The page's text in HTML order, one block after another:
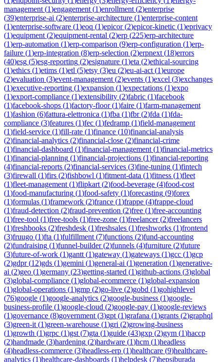
management (1)engagement (1)enrollment (2)enterprise
(39)enterprise-ai (2)enterprise-architecture (1)enterprise-content
(1)enterprise-software (1)eoq (1)epicor(2)epicor-kinetic (1)eprivacy
(1)equipment (2)equipment-rental (2)erp (225)erp-architecture
(1)erp-automation (1)erp-comparison (9)erp-configuration (1)erp-
failure (1)erp-integration (8)erp-selection (2)erpnext (18)errors
(40)esg (5)esg-reporting (2)esignature (1)eta (2)ethical-sourcing
(1)ethics (1)etims (1)etl (5)etsy (3)eu (2)eu-ai-act (1)europe
(2)evaluation (3)event-management (2)events (1)excel (3)exchanges
(1)executive-reporting (1)expansion (1)expectations (1)expo
(1)export-compliance (1)extensibility (2)fabric (1)facebook
(1)facebook-shops (1)factory-floor(1)faire (1)farm-management
(1)fashion (6)fattura-elettronica (1)fba (1)fbr(2)fda (1)fda-
compliance (3)features (1)fec (1)fedramp (1)field-management
(1)field-service (1)fill-rate (1)finance (10)financial-analysis
(2)financial-analytics (2)financial-close (2)financial-crime
(1)financial-dashboard (1)financial-management (1)financial-metrics
(1)financial-planning (1)financial-projections (1)financial-reporting
(4)financial-reports (2)financial-services (3)fine-tuning (1)fintech
(3)firewall (1)firs (2)fishbowl (1)fitment-data (1)fitness (1)fleet
(1)fleet-management (1)flipkart (2)food-beverage (4)food-cost
(1)food-manufacturing (1)food-safety (1)forecasting (9)forex
(1)formulas (1)framework (2)france (1)frappe (4)frappe-cloud
(1)fraud-detection (2)fraud-prevention (2)free (1)free-accounting
(1)free-tool (1)free-tools (1)free-zone (1)freelancer(2)freelancers
(1)freshbooks (2)freshdesk (1)freshsales (1)freshworks (1)frontend
(3)fruugo (1)fta (1)fulfillment (7)functions (2)fund-accounting
(2)fundraising (1)funnel-builder(2)funnels (4)furniture (2)future
(3)future-of-work (1)gantt (1)gateway (1)gateways (1)gcc (1)gcp
(2)gdpr(12)gds (1)gemini (1)general-ai (1)generation (1)generative-
ai (2)geo (1)germany (23)getting-started (1)github-actions (3)global
(3)global-compliance (1)global-ecommerce (1)global-expansion
(1)global-operations (1)gmp (2)go-live (2)gobd (1)gohighlevel
(76)google (1)google-analytics (2)google-business (1)google-
business-profile (1)google-cloud (2)google-pay (1)google-reviews
(1)governance (8)government (3)gpt (1)grafana (1)grants (2)graphql
(3)green-it (1)green-warehouse (1)gri (2)growing-business
(1)growth (1)grpc (1)gst (7)gta (1)guide (43)gxp (2)gym (1)haccp
(2)handmade (3)hardening (2)hardware (1)hcm (1)headless
(4)headless-commerce (3)headless-erp (1)healthcare (9)healthcare-
analytics (1)healthcare-dashboards (1)helpdesk (7)hepsiburada